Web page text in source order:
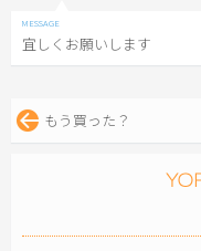
宜しくお願いします
もう買った？